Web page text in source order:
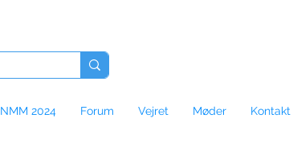
NMM 2024 Forum Vejret Møder Kontakt